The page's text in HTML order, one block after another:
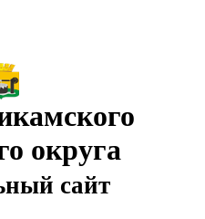
округа
сайт